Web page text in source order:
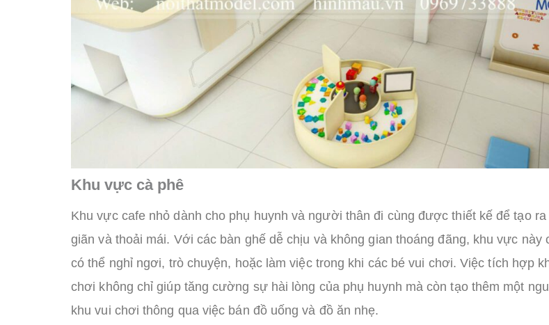
Khu vực cà phê
Khu vực cafe nhỏ dành cho phụ huynh và người thân đi cùng được thiết kế để tạo
giãn và thoải mái. Với các bàn ghế dễ chịu và không gian thoáng đãng, khu vực này
có thể nghỉ ngơi, trò chuyện, hoặc làm việc trong khi các bé vui chơi. Việc tích hợp
chơi không chỉ giúp tăng cường sự hài lòng của phụ huynh mà còn tạo thêm một
khu vui chơi thông qua việc bán đồ uống và đồ ăn nhẹ.